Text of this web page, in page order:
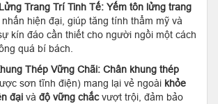
Trang Trí Tinh Tế: Yếm tôn lửng trang
hiện đại, giúp tăng tính thẩm mỹ và
kín đáo cần thiết cho người ngồi một cách
quá bí bách.
Thép Vững Chãi: Chân khung thép
sơn tĩnh điện) mang lại vẻ ngoài khỏe
đại và độ vững chắcvượt trội, đảm bảo